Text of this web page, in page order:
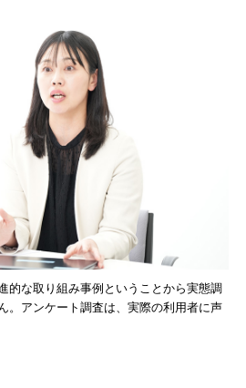
的な取り組み事例ということから実態調
。アンケート調査は、実際の利用者に声